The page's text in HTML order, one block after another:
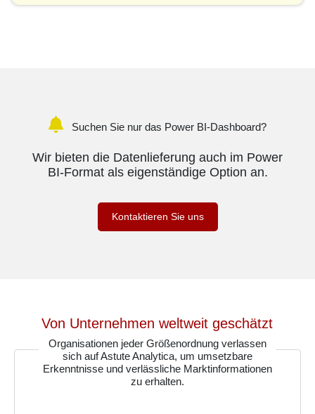
Klärungen inklusive
Suchen Sie nur das Power BI-Dashboard?
Wir bieten die Datenlieferung auch im Power
BI-Format als eigenständige Option an.
Kontaktieren Sie uns
Von Unternehmen weltweit geschätzt
Organisationen jeder Größenordnung verlassen
sich auf Astute Analytica, um umsetzbare
Erkenntnisse und verlässliche Marktinformationen
zu erhalten.